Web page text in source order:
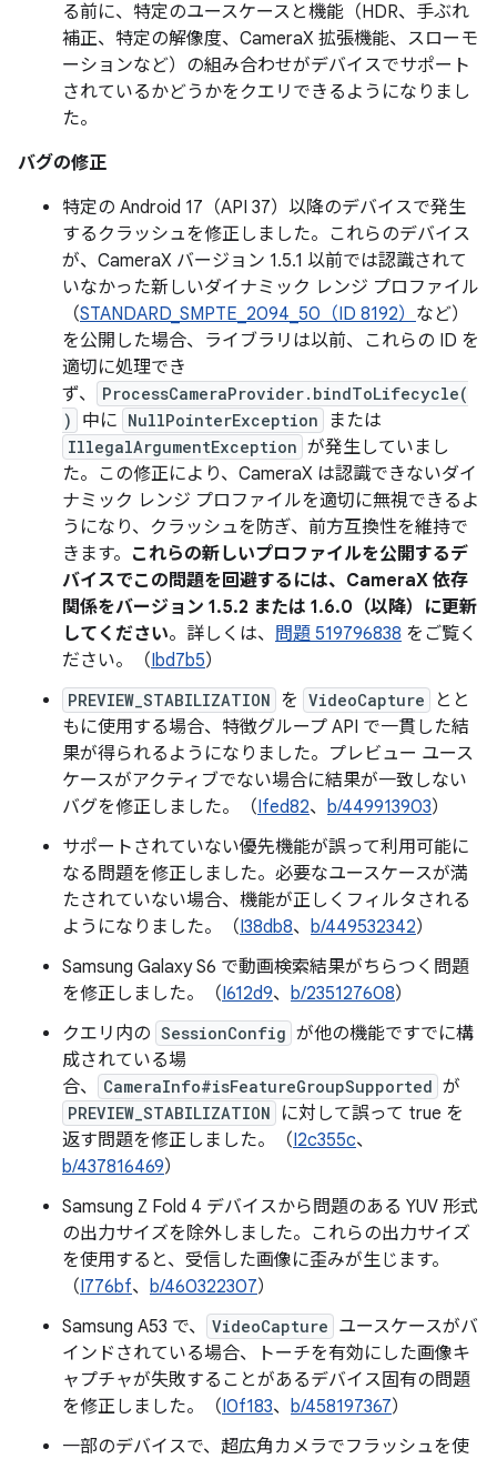
る前に、特定のユースケースと機能（HDR、手ぶれ
補正、特定の解像度、CameraX 拡張機能、スローモ
ーションなど）の組み合わせがデバイスでサポート
されているかどうかをクエリできるようになりまし
た。
バグの修正
特定の Android 17（API 37）以降のデバイスで発生
するクラッシュを修正しました。これらのデバイス
が、CameraX バージョン 1.5.1 以前では認識されて
いなかった新しいダイナミック レンジ プロファイル
（STANDARD_SMPTE_2094_50（ID 8192） など）
を公開した場合、ライブラリは以前、これらの ID を
適切に処理でき
ず、
ProcessCameraProvider.bindToLifecycle(
)
中に NullPointerException または
IllegalArgumentException が発生していまし
た。この修正により、CameraX は認識できないダイ
ナミック レンジ プロファイルを適切に無視できるよ
うになり、クラッシュを防ぎ、前方互換性を維持で
きます。 これらの新しいプロファイルを公開するデ
バイスでこの問題を回避するには、CameraX 依存
関係をバージョン 1.5.2 または 1.6.0（以降）に更新
してください。詳しくは、 問題 519796838 をご覧く
ださい。（Ibd7b5）
PREVIEW_STABILIZATION を VideoCapture
とと
もに使用する場合、特徴グループ API で一貫した結
果が得られるようになりました。プレビュー ユース
ケースがアクティブでない場合に結果が一致しない
バグを修正しました。（Ifed82、 b/449913903）
サポートされていない優先機能が誤って利用可能に
なる問題を修正しました。必要なユースケースが満
たされていない場合、機能が正しくフィルタされる
ようになりました。（I38db8、 b/449532342）
Samsung Galaxy S6 で動画検索結果がちらつく問題
を修正しました。（I612d9、 b/235127608）
クエリ内の SessionConfig が他の機能ですでに構
成されている場
合、
CameraInfo#isFeatureGroupSupported が
PREVIEW_STABILIZATION
に対して誤って true を
返す問題を修正しました。（I2c355c、
b/437816469）
Samsung Z Fold 4 デバイスから問題のある YUV 形式
の出力サイズを除外しました。これらの出力サイズ
を使用すると、受信した画像に歪みが生じます。
（I776bf、 b/460322307）
Samsung A53 で、
VideoCapture ユースケースがバ
インドされている場合、トーチを有効にした画像キ
ャプチャが失敗することがあるデバイス固有の問題
を修正しました。（I0f183、 b/458197367）
一部のデバイスで、超広角カメラでフラッシュを使